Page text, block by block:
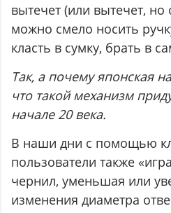
вытечет (или вытечет,
можно смело носить
класть в сумку, брать в
Так, а почему японская
что такой механизм
начале 20 века.
В наши дни с помощью
пользователи также
чернил, уменьшая или
изменения диаметра